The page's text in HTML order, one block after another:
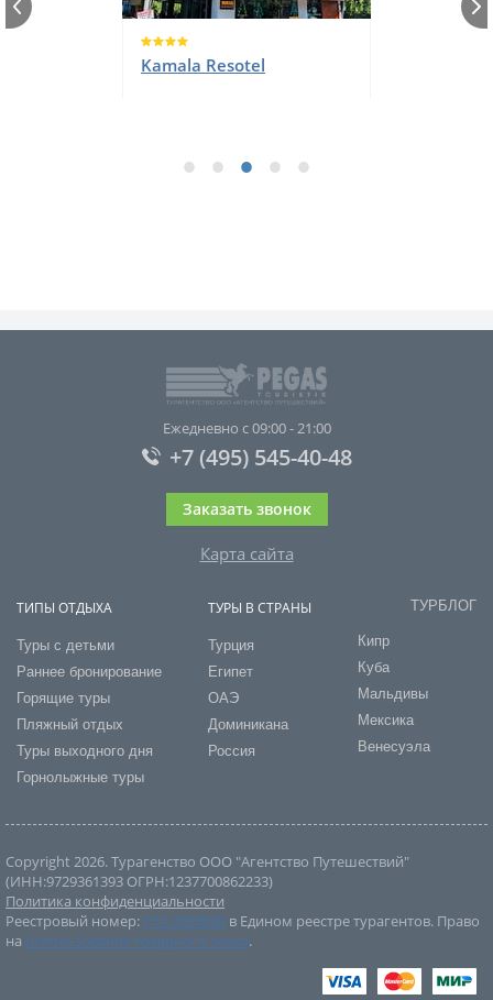
Dinso Resort & Villas
Ежедневно с 09:00 - 21:00
+7 (495) 545-40-48
Заказать звонок
Карта сайта
ТИПЫ ОТДЫХА
Туры с детьми
Раннее бронирование
Горящие туры
Пляжный отдых
Туры выходного дня
Горнолыжные туры
ТУРЫ В СТРАНЫ
Турция
Египет
ОАЭ
Доминикана
Россия
ТУРБЛОГ
Кипр
Куба
Мальдивы
Мексика
Венесуэла
Copyright 2026. Турагенство ООО "Агентство Путешествий"
(ИНН:9729361393 ОГРН:1237700862233)
Политика конфиденциальности
Реестровый номер: РТА 0038090 в Едином реестре турагентов. Право
на использование товарного знака.